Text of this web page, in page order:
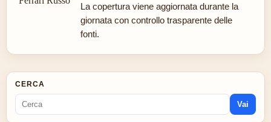
La copertura viene aggiornata durante la
giornata con controllo trasparente delle
fonti.
CERCA
Vai